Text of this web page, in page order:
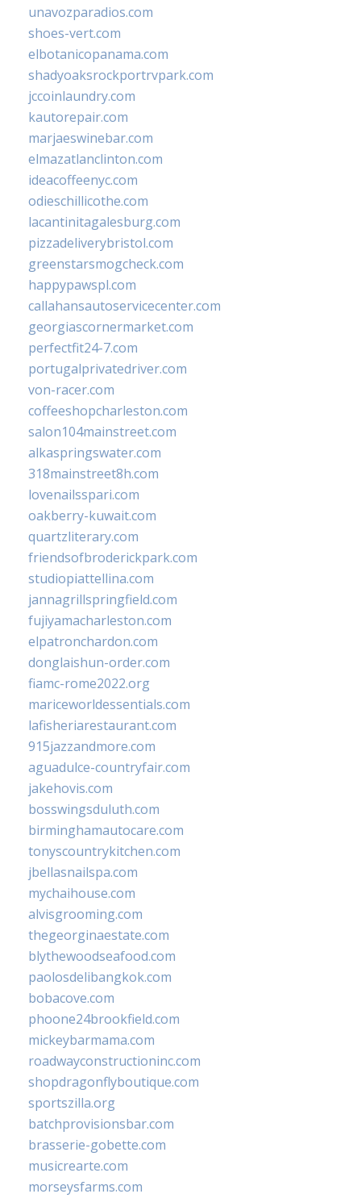
unavozparadios.com
shoes-vert.com
elbotanicopanama.com
shadyoaksrockportrvpark.com
jccoinlaundry.com
kautorepair.com
marjaeswinebar.com
elmazatlanclinton.com
ideacoffeenyc.com
odieschillicothe.com
lacantinitagalesburg.com
pizzadeliverybristol.com
greenstarsmogcheck.com
happypawspl.com
callahansautoservicecenter.com
georgiascornermarket.com
perfectfit24-7.com
portugalprivatedriver.com
von-racer.com
coffeeshopcharleston.com
salon104mainstreet.com
alkaspringswater.com
318mainstreet8h.com
lovenailsspari.com
oakberry-kuwait.com
quartzliterary.com
friendsofbroderickpark.com
studiopiattellina.com
jannagrillspringfield.com
fujiyamacharleston.com
elpatronchardon.com
donglaishun-order.com
fiamc-rome2022.org
mariceworldessentials.com
lafisheriarestaurant.com
915jazzandmore.com
aguadulce-countryfair.com
jakehovis.com
bosswingsduluth.com
birminghamautocare.com
tonyscountrykitchen.com
jbellasnailspa.com
mychaihouse.com
alvisgrooming.com
thegeorginaestate.com
blythewoodseafood.com
paolosdelibangkok.com
bobacove.com
phoone24brookfield.com
mickeybarmama.com
roadwayconstructioninc.com
shopdragonflyboutique.com
sportszilla.org
batchprovisionsbar.com
brasserie-gobette.com
musicrearte.com
morseysfarms.com